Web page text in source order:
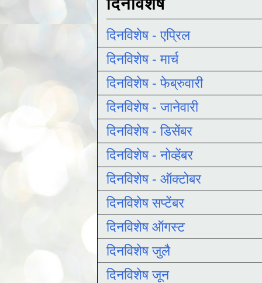
दिनविशेष - एप्रिल
दिनविशेष - मार्च
दिनविशेष - फेब्रुवारी
दिनविशेष - जानेवारी
दिनविशेष - डिसेंबर
दिनविशेष - नोव्हेंबर
दिनविशेष - ऑक्टोबर
दिनविशेष सप्टेंबर
दिनविशेष ऑगस्ट
दिनविशेष जुलै
दिनविशेष जून